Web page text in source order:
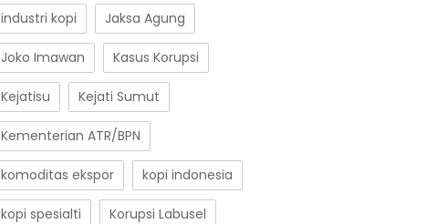
industri kopi Jaksa Agung
Joko Imawan Kasus Korupsi
Kejatisu Kejati Sumut
Kementerian ATR/BPN
komoditas ekspor kopi indonesia
kopi spesialti Korupsi Labusel